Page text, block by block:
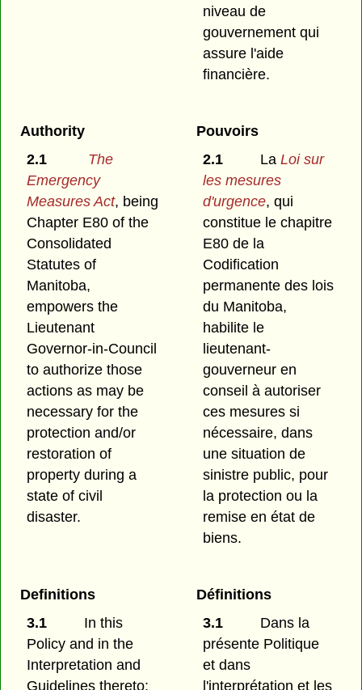
niveau de
gouvernement qui
assure l'aide
financière.
Authority
2.1
The
Emergency
Measures Act, being
Chapter E80 of the
Consolidated
Statutes of
Manitoba,
empowers the
Lieutenant
Governor-in-Council
to authorize those
actions as may be
necessary for the
protection and/or
restoration of
property during a
state of civil
disaster.
Pouvoirs
2.1
La Loi sur
les mesures
d'urgence, qui
constitue le chapitre
E80 de la
Codification
permanente des lois
du Manitoba,
habilite le
lieutenant-
gouverneur en
conseil à autoriser
ces mesures si
nécessaire, dans
une situation de
sinistre public, pour
la protection ou la
remise en état de
biens.
Definitions
3.1
In this
Policy and in the
Interpretation and
Guidelines thereto:
Définitions
3.1
Dans la
présente Politique
et dans
l'interprétation et les